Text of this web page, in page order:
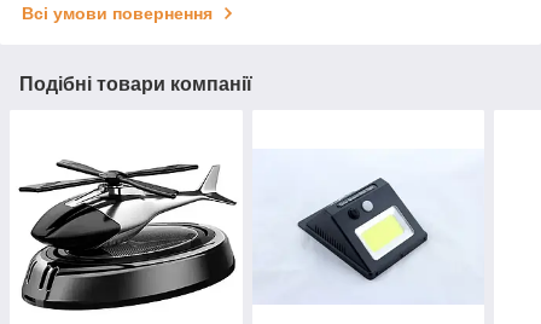
Всі умови повернення
Подібні товари компанії